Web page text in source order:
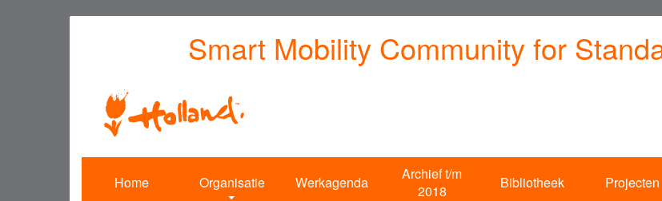
Smart Mobility Community for
Home Organisatie Werkagenda
Archief t/m
2018
Bibliotheek Projecten